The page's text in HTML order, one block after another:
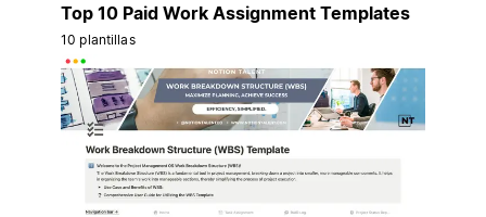
Top 10 Paid Work Assignment Templates
10 plantillas